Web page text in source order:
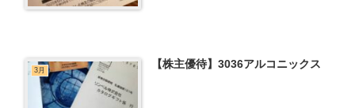
3月 【株主優待】3036アルコニックス